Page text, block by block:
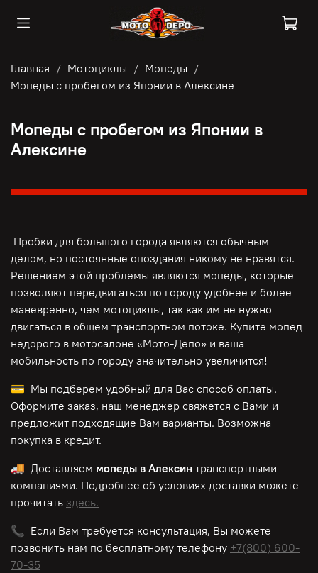
Главная Мотоциклы
Мопеды
Мопеды с пробегом из Японии в Алексине
Мопеды с пробегом из Японии в
Алексине
Пробки для большого города являются обычным
делом, но постоянные опоздания никому не нравятся.
Решением этой проблемы являются мопеды, которые
позволяют передвигаться по городу удобнее и более
маневренно, чем мотоциклы, так как им не нужно
двигаться в общем транспортном потоке. Купите мопед
недорого в мотосалоне «Мото-Депо» и ваша
мобильность по городу значительно увеличится!
💳 Мы подберем удобный для Вас способ оплаты.
Оформите заказ, наш менеджер свяжется с Вами и
предложит подходящие Вам варианты. Возможна
покупка в кредит.
🚚 Доставляем мопеды в Алексин транспортными
компаниями. Подробнее об условиях доставки можете
прочитать здесь.
📞 Если Вам требуется консультация, Вы можете
позвонить нам по бесплатному телефону +7(800) 600-
70-35